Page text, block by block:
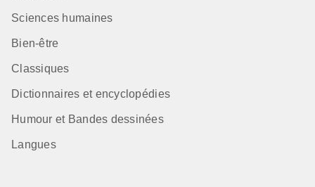
Sciences humaines
Bien-être
Classiques
Dictionnaires et encyclopédies
Humour et Bandes dessinées
Langues